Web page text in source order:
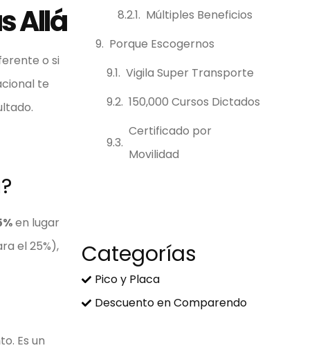
Allá
o si
te
en lugar
el 25%),
Es un
Múltiples Beneficios
Porque Escogernos
Vigila Super Transporte
150,000 Cursos Dictados
Certificado por
Movilidad
Categorías
Pico y Placa
Descuento en Comparendo